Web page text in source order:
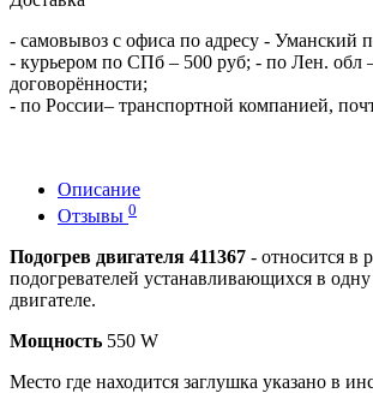
- самовывоз с офиса по адресу - Уманский
- курьером по СПб – 500 руб; - по Лен. обл
договорённости;
- по России– транспортной компанией,
Описание
Отзывы 0
Подогрев двигателя 411367 - относится в
подогревателей устанавливающихся в одну
двигателе.
Мощность 550 W
Место где находится заглушка указано в